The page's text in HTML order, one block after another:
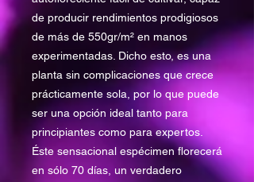
de producir rendimientos prodigiosos
de más de 550gr/m² en manos
experimentadas. Dicho esto, es una
planta sin complicaciones que crece
prácticamente sola, por lo que puede
ser una opción ideal tanto para
principiantes como para expertos.
Éste sensacional espécimen florecerá
en sólo 70 días, un verdadero